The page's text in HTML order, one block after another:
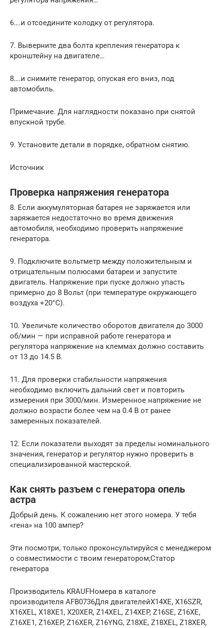
6….и отсоедините колодку от регулятора.
7. Выверните два болта крепления генератора к
кронштейну на двигателе…
8….и снимите генератор, опуская его вниз, под
автомобиль.
Примечание. Для наглядности показано при снятой
впускной трубе.
9. Установите детали в порядке, обратном снятию.
Источник
Проверка напряжения генератора
8. Если аккумуляторная батарея не заряжается или
заряжается недостаточно во время движения
автомобиля, необходимо проверить напряжение
генератора.
9. Подключите вольтметр между положительным и
отрицательным полюсами батареи и запустите
двигатель. Напряжение при пуске должно упасть
примерно до 8 Вольт (при температуре окружающего
воздуха +20°С).
10. Увеличьте количество оборотов двигателя до 3000
об/мин — при исправной работе генератора и
регулятора напряжение на клеммах должно составить
от 13 до 14.5 В.
11. Для проверки стабильности напряжения
необходимо включить дальний свет и повторить
измерения при 3000/мин. Измеренное напряжение не
должно возрасти более чем на 0.4 В от ранее
замеренных показателей.
12. Если показатели выходят за пределы номинального
значения, генератор и регулятор нужно проверить в
специализированной мастерской.
Как снять разъем с генератора опель
астра
Добрый день. К сожалению нет этого номера. У тебя
«гена» на 100 ампер?
Эти посмотри, только проконсультируйся с менеджером
о совместимости с твоим генератором;Статор
генератора
Производитель KRAUFНомера в каталоге
производителя AFB0736Для двигателейX14XE, X16SZR,
X16XEL, X18XE1, X20XER, Z14XEL, Z14XEP, Z16SE, Z16XE,
Z16XE1, Z16XEP, Z16XER, Z16YNG, Z18XE, Z18XEL, Z18XER,